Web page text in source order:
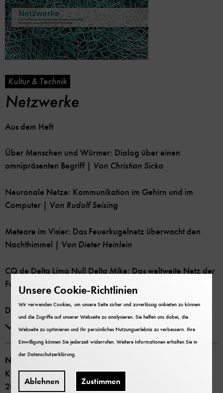
Kultur & Technik
Netzwerke
Aus dem Heft
Über Menschen und Würmer: Dialog über einen
omnipräsenten Begriff | Von Christian Sicka
Neuronale Netze: Kommunikation im Gehirn und im
Computer | Von Rudolf Seising
Meteore im Visier: Das Feuerkugelnetz überwacht den
Nachthimmel | Von Dieter Heinlein
CQ de Delta Lima Null Delta Mike: Das weltweite Netz der
Funkamateure |
Von Luise Allendorf-Hoefer
Der Traum vom Supergrid: Zwei Utopien rund um
Stromnetze |
Von Sebastian Kasper und Frank Dittmann
Die Wächter: Kernexplosionen auf der Spur |
Joachim Schulze, Matthias Zähringer, Thomas Hoffmann,
Martin Kalinowski, Florian Haslinger, Lars Ceranna
weiter lesen
Netzwerke
Kultur und Technik Ausgabe 2/2022
2022
Unsere Cookie-Richtlinien
Wir verwenden Cookies, um unsere Seite sicher und zuverlässig anbieten zu können
und die Zugriffe auf unserer Webseite zu analysieren. Sie helfen uns dabei, die
Webseite zu optimieren und Ihr persönliches Nutzungserlebnis zu verbessern. Ihre
Einwilligung können Sie jederzeit widerrufen. Weitere Informationen erhalten Sie in
derDatenschutzerklärung.
Ablehnen Zustimmen